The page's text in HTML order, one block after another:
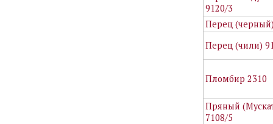
9120/3
Перец
Перец (чили)
Пломбир 2310
Пряный
7108/5